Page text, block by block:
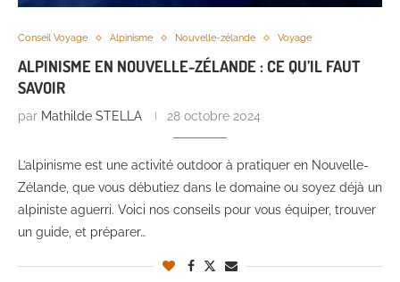
Conseil Voyage Alpinisme Nouvelle-zélande Voyage
ALPINISME EN NOUVELLE-ZÉLANDE : CE QU’IL FAUT
SAVOIR
par Mathilde STELLA 28 octobre 2024
L’alpinisme est une activité outdoor à pratiquer en Nouvelle-
Zélande, que vous débutiez dans le domaine ou soyez déjà un
alpiniste aguerri. Voici nos conseils pour vous équiper, trouver
un guide, et préparer…